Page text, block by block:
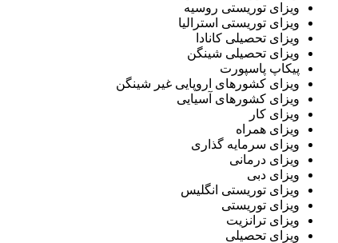
ویزای توریستی روسیه
ویزای توریستی استرالیا
ویزای تحصیلی کانادا
ویزای تحصیلی شینگن
پیکاپ پاسپورت
ویزای کشورهای اروپایی غیر شینگن
ویزای کشورهای آسیایی
ویزای کار
ویزای همراه
ویزای سرمایه گذاری
ویزای درمانی
ویزای دبی
ویزای توریستی انگلیس
ویزای توریستی
ویزای ترانزیت
ویزای تحصیلی